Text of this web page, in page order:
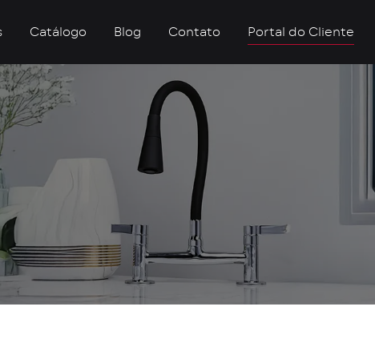
Catálogo Blog Contato Portal do Cliente